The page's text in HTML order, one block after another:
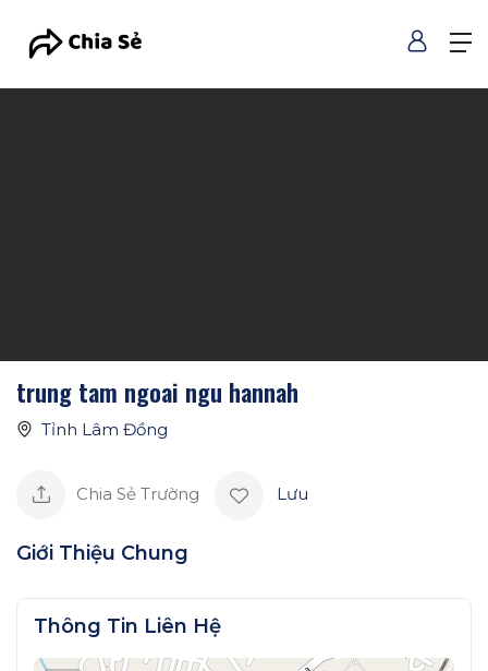
trung tam ngoai ngu hannah
Tỉnh Lâm Đồng
Chia Sẻ Trường Lưu
Giới Thiệu Chung
Thông Tin Liên Hệ